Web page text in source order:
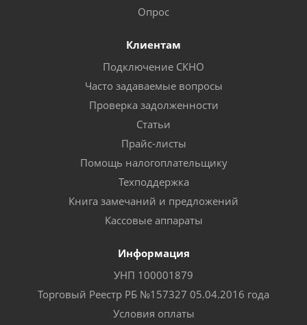
Опрос
Клиентам
Подключение СКНО
Часто задаваемые вопросы
Проверка задолженности
Статьи
Прайс-листы
Помощь налогоплательщику
Техподдержка
Книга замечаний и предложений
Кассовые аппараты
Информация
УНП 100001879
Торговый Реестр РБ №157327 05.04.2016 года
Условия оплаты